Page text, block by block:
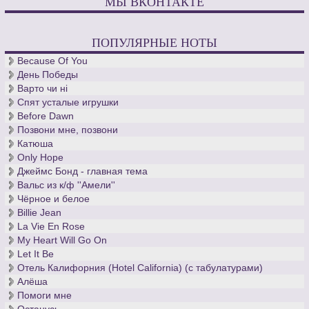
ПОПУЛЯРНЫЕ НОТЫ
Because Of You
День Победы
Варто чи нi
Спят усталые игрушки
Before Dawn
Позвони мне, позвони
Катюша
Only Hope
Джеймс Бонд - главная тема
Вальс из к/ф ''Амели''
Чёрное и белое
Billie Jean
La Vie En Rose
My Heart Will Go On
Let It Be
Отель Калифорния (Hotel California) (с табулатурами)
Алёша
Помоги мне